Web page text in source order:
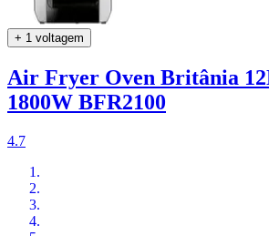
+ 1 voltagem
Air Fryer Oven Britânia
1800W BFR2100
4.7